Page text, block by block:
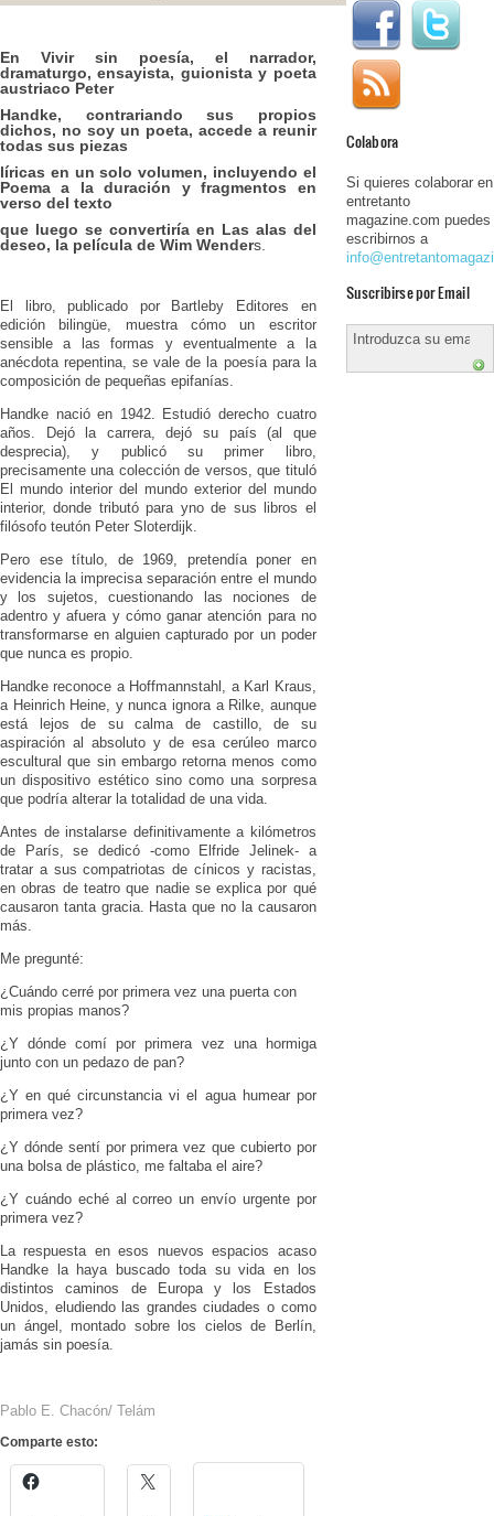
En Vivir sin poesía, el narrador,
dramaturgo, ensayista, guionista y poeta
austriaco Peter
Handke, contrariando sus propios
dichos, no soy un poeta, accede a reunir
todas sus piezas
líricas en un solo volumen, incluyendo el
Poema a la duración y fragmentos en
verso del texto
que luego se convertiría en Las alas del
deseo, la película de Wim Wenders.
El libro, publicado por Bartleby Editores en
edición bilingüe, muestra cómo un escritor
sensible a las formas y eventualmente a la
anécdota repentina, se vale de la poesía para la
composición de pequeñas epifanías.
Handke nació en 1942. Estudió derecho cuatro
años. Dejó la carrera, dejó su país (al que
desprecia), y publicó su primer libro,
precisamente una colección de versos, que tituló
El mundo interior del mundo exterior del mundo
interior, donde tributó para yno de sus libros el
filósofo teutón Peter Sloterdijk.
Pero ese título, de 1969, pretendía poner en
evidencia la imprecisa separación entre el mundo
y los sujetos, cuestionando las nociones de
adentro y afuera y cómo ganar atención para no
transformarse en alguien capturado por un poder
que nunca es propio.
Handke reconoce a Hoffmannstahl, a Karl Kraus,
a Heinrich Heine, y nunca ignora a Rilke, aunque
está lejos de su calma de castillo, de su
aspiración al absoluto y de esa cerúleo marco
escultural que sin embargo retorna menos como
un dispositivo estético sino como una sorpresa
que podría alterar la totalidad de una vida.
Antes de instalarse definitivamente a kilómetros
de París, se dedicó -como Elfride Jelinek- a
tratar a sus compatriotas de cínicos y racistas,
en obras de teatro que nadie se explica por qué
causaron tanta gracia. Hasta que no la causaron
más.
Me pregunté:
¿Cuándo cerré por primera vez una puerta con
mis propias manos?
¿Y dónde comí por primera vez una hormiga
junto con un pedazo de pan?
¿Y en qué circunstancia vi el agua humear por
primera vez?
¿Y dónde sentí por primera vez que cubierto por
una bolsa de plástico, me faltaba el aire?
¿Y cuándo eché al correo un envío urgente por
primera vez?
La respuesta en esos nuevos espacios acaso
Handke la haya buscado toda su vida en los
distintos caminos de Europa y los Estados
Unidos, eludiendo las grandes ciudades o como
un ángel, montado sobre los cielos de Berlín,
jamás sin poesía.
Pablo E. Chacón/ Telám
Comparte esto:
Colabora
Si quieres colaborar en
entretanto
magazine.com puedes
escribirnos a
Suscribirse por Email